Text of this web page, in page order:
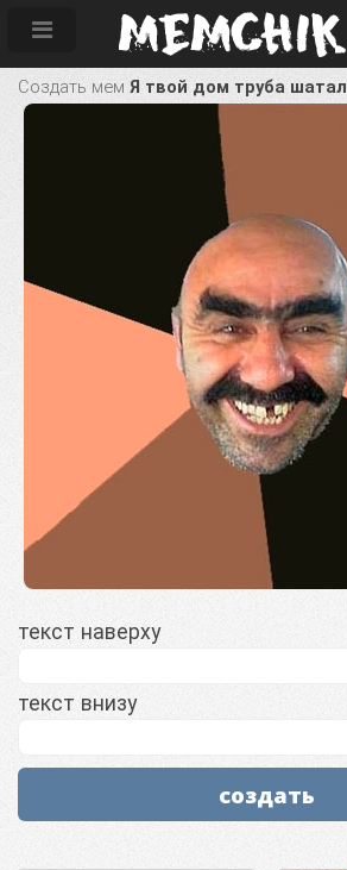
Создать мем Я твой дом труба шатал
текст наверху
текст внизу